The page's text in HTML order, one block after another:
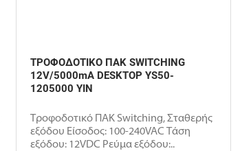
ΤΡΟΦΟΔΟΤΙΚΟ ΠΑΚ SWITCHING
12V/5000mA DESKTOP YS50-
1205000 YIN
Τροφοδοτικό ΠΑΚ Switching, Σταθερής
εξόδου Είσοδος: 100-240VAC Τάση
εξόδου: 12VDC Ρεύμα εξόδου:..